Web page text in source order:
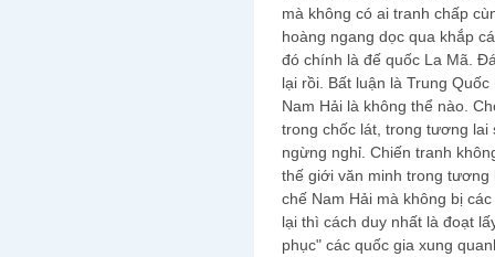
mà không có ai tranh chấp
hoàng ngang dọc qua khắp
đó chính là đế quốc La Mã.
lại rồi. Bất luận là Trung
Nam Hải là không thể nào.
trong chốc lát, trong tương lai
ngừng nghỉ. Chiến tranh
thế giới văn minh trong tương
chế Nam Hải mà không bị
lại thì cách duy nhất là đoạt
phục" các quốc gia xung